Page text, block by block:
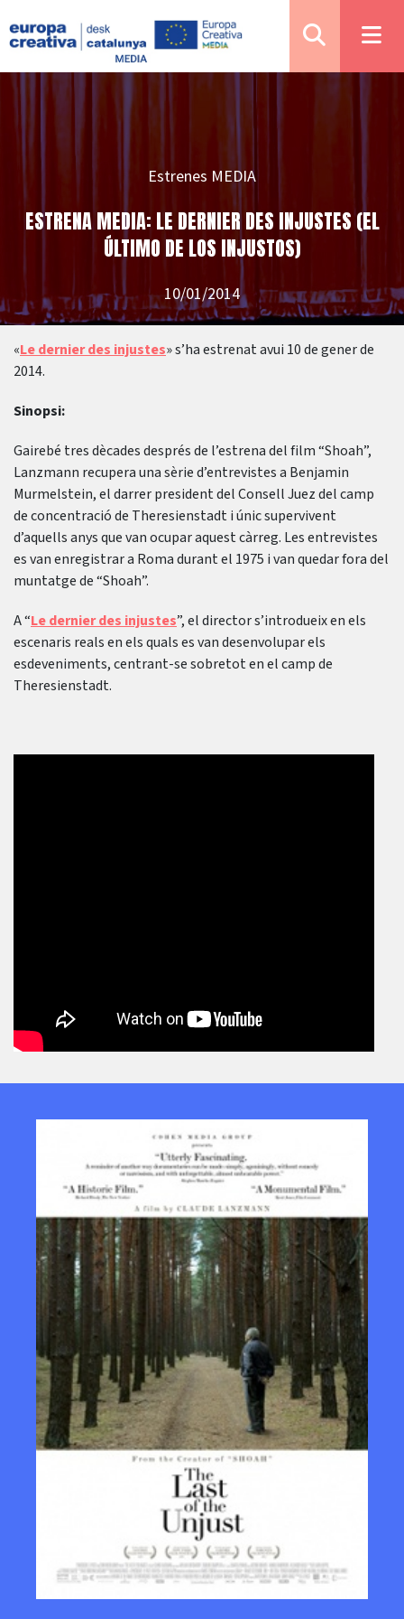
Estrenes MEDIA
ESTRENA MEDIA: LE DERNIER DES INJUSTES (EL
ÚLTIMO DE LOS INJUSTOS)
10/01/2014
«Le dernier des injustes» s’ha estrenat avui 10 de gener de
2014.
Sinopsi:
Gairebé tres dècades després de l’estrena del film “Shoah”,
Lanzmann recupera una sèrie d’entrevistes a Benjamin
Murmelstein, el darrer president del Consell Juez del camp
de concentració de Theresienstadt i únic supervivent
d’aquells anys que van ocupar aquest càrreg. Les entrevistes
es van enregistrar a Roma durant el 1975 i van quedar fora del
muntatge de “Shoah”.
A “Le dernier des injustes”, el director s’introdueix en els
escenaris reals en els quals es van desenvolupar els
esdeveniments, centrant-se sobretot en el camp de
Theresienstadt.